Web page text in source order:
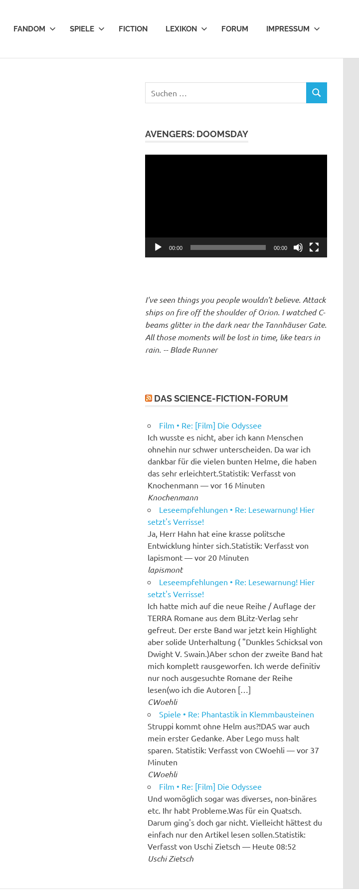
FANDOM SPIELE FICTION LEXIKON FORUM IMPRESSUM
nach:
SUCHEN
AVENGERS: DOOMSDAY
00:00 00:00
I've seen things you people wouldn't believe. Attack
ships on fire off the shoulder of Orion. I watched C-
beams glitter in the dark near the Tannhäuser Gate.
All those moments will be lost in time, like tears in
rain. -- Blade Runner
DAS SCIENCE-FICTION-FORUM
Film • Re: [Film] Die Odyssee
Ich wusste es nicht, aber ich kann Menschen
ohnehin nur schwer unterscheiden. Da war ich
dankbar für die vielen bunten Helme, die haben
das sehr erleichtert.Statistik: Verfasst von
Knochenmann — vor 16 Minuten
Knochenmann
Leseempfehlungen • Re: Lesewarnung! Hier
setzt's Verrisse!
Ja, Herr Hahn hat eine krasse politsche
Entwicklung hinter sich.Statistik: Verfasst von
lapismont — vor 20 Minuten
lapismont
Leseempfehlungen • Re: Lesewarnung! Hier
setzt's Verrisse!
Ich hatte mich auf die neue Reihe / Auflage der
TERRA Romane aus dem BLitz-Verlag sehr
gefreut. Der erste Band war jetzt kein Highlight
aber solide Unterhaltung ( "Dunkles Schicksal von
Dwight V. Swain.)Aber schon der zweite Band hat
mich komplett rausgeworfen. Ich werde definitiv
nur noch ausgesuchte Romane der Reihe
lesen(wo ich die Autoren […]
CWoehli
Spiele • Re: Phantastik in Klemmbausteinen
Struppi kommt ohne Helm aus?!DAS war auch
mein erster Gedanke. Aber Lego muss halt
sparen. Statistik: Verfasst von CWoehli — vor 37
Minuten
CWoehli
Film • Re: [Film] Die Odyssee
Und womöglich sogar was diverses, non-binäres
etc. Ihr habt Probleme.Was für ein Quatsch.
Darum ging's doch gar nicht. Vielleicht hättest du
einfach nur den Artikel lesen sollen.Statistik:
Verfasst von Uschi Zietsch — Heute 08:52
Uschi Zietsch